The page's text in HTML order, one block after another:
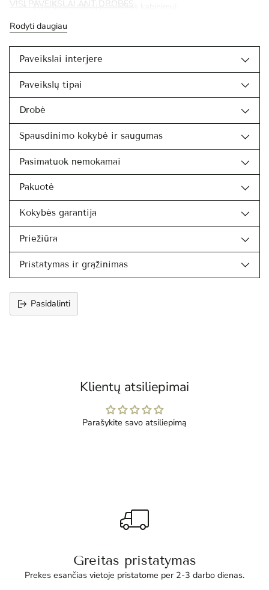
Paveikslas pilnai paruoštas kabinimui
VISI PAVEIKSLAI ANT DROBĖS
Rodyti daugiau
Paveikslai interjere
Paveikslų tipai
Drobė
Spausdinimo kokybė ir saugumas
Pasimatuok nemokamai
Pakuotė
Kokybės garantija
Priežiūra
Pristatymas ir grąžinimas
Pasidalinti
Klientų atsiliepimai
Parašykite savo atsiliepimą
Greitas pristatymas
Prekes esančias vietoje pristatome per 2-3 darbo dienas.